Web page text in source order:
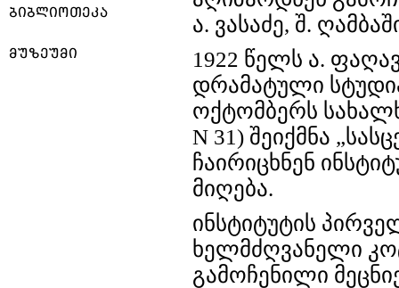
ბიბლიოთეკა
მუზეუმი
ა. ვასაძე, შ.
1922 წელს ა.
დრამატული
ოქტომბერს
N 31) შეიქმნა
ჩაირიცხნენ
მიღება.
ინსტიტუტის
ხელმძღვანელი
გამოჩენილი